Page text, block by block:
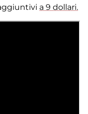
a 9 dollari.